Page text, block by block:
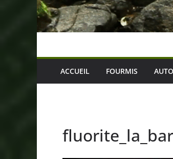
ACCUEIL FOURMIS